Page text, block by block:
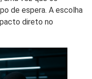
de espera. A escolha
direto no